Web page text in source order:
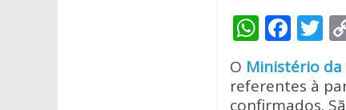
W
h
at
F
ac
e
T
w
O Ministério da
referentes à
confirmados.